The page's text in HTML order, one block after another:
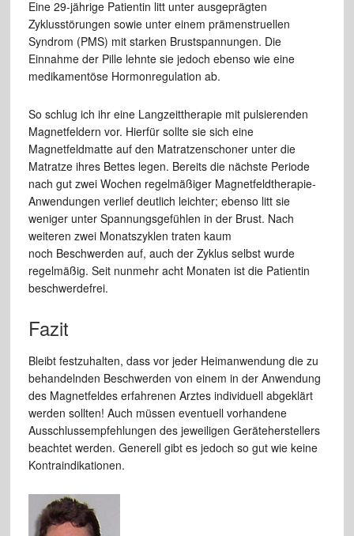
Eine 29-jährige Patientin litt unter ausgeprägten
Zyklusstörungen sowie unter einem prämenstruellen
Syndrom (PMS) mit starken Brustspannungen. Die
Einnahme der Pille lehnte sie jedoch ebenso wie eine
medikamentöse Hormonregulation ab.
So schlug ich ihr eine Langzeittherapie mit pulsierenden
Magnetfeldern vor. Hierfür sollte sie sich eine
Magnetfeldmatte auf den Matratzenschoner unter die
Matratze ihres Bettes legen. Bereits die nächste Periode
nach gut zwei Wochen regelmäßiger Magnetfeldtherapie-
Anwendungen verlief deutlich leichter; ebenso litt sie
weniger unter Spannungsgefühlen in der Brust. Nach
weiteren zwei Monatszyklen traten kaum
noch Beschwerden auf, auch der Zyklus selbst wurde
regelmäßig. Seit nunmehr acht Monaten ist die Patientin
beschwerdefrei.
Fazit
Bleibt festzuhalten, dass vor jeder Heimanwendung die zu
behandelnden Beschwerden von einem in der Anwendung
des Magnetfeldes erfahrenen Arztes individuell abgeklärt
werden sollten! Auch müssen eventuell vorhandene
Ausschlussempfehlungen des jeweiligen Geräteherstellers
beachtet werden. Generell gibt es jedoch so gut wie keine
Kontraindikationen.